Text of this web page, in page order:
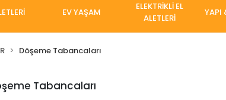
EV YAŞAM
ELEKTRİKLİ EL
ALETLERİ
YAPI
Döşeme Tabancaları
Tabancaları